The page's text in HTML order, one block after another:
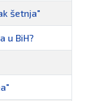
šetnja"
u BiH?